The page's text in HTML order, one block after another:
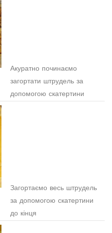
Акуратно починаємо
загортати штрудель за
допомогою скатертини
Загортаємо весь штрудель
за допомогою скатертини
до кінця